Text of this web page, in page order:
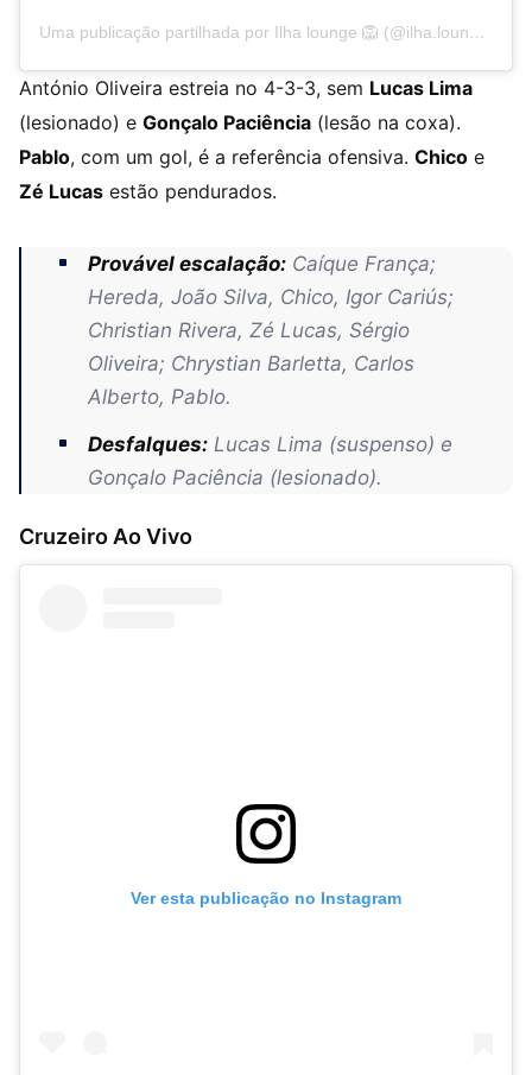
Uma publicação partilhada por Ilha lounge 🦁 (@ilha.lounge)
António Oliveira estreia no 4-3-3, sem Lucas Lima
(lesionado) e Gonçalo Paciência (lesão na coxa).
Pablo, com um gol, é a referência ofensiva. Chico e
Zé Lucas estão pendurados.
Provável escalação: Caíque França;
Hereda, João Silva, Chico, Igor Cariús;
Christian Rivera, Zé Lucas, Sérgio
Oliveira; Chrystian Barletta, Carlos
Alberto, Pablo.
Desfalques: Lucas Lima (suspenso) e
Gonçalo Paciência (lesionado).
Cruzeiro Ao Vivo
Ver esta publicação no Instagram